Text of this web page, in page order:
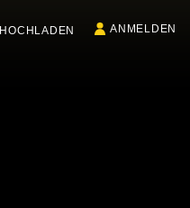
HOCHLADEN ANMELDEN